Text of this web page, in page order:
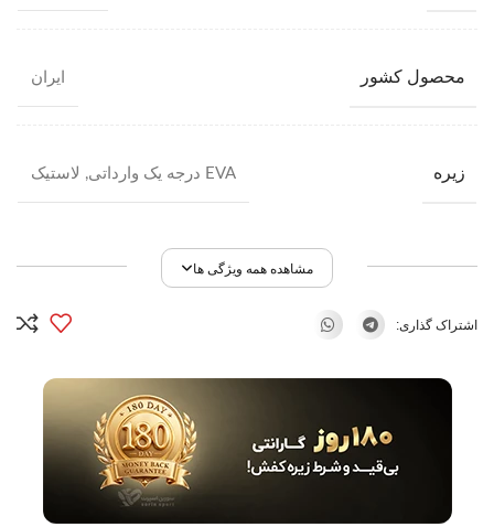
محصول کشور ایران
زیره EVA درجه یک وارداتی , لاستیک
مشاهده همه ویژگی ها
اشتراک گذاری: